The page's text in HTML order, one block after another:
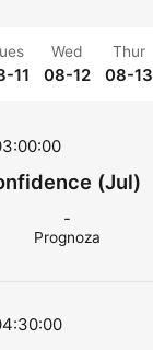
11
Wed
08-12
Thur
08-13
(Jul)
-
Prognoza